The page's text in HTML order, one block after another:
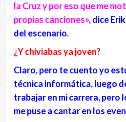
la Cruz y por eso que me
propias canciones», dice
del escenario.
¿Y chiviabas ya joven?
Claro, pero tecuentoyo
técnica informática, luego
trabajar en mi carrera, pero
me puse a cantar en los